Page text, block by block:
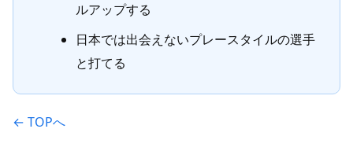
ルアップする
日本では出会えないプレースタイルの選手
と打てる
← TOPへ